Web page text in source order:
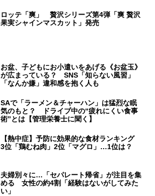
ロッテ「爽」 贅沢シリーズ第4弾「爽 贅沢
果実シャインマスカット」発売
お盆、子どもにお小遣いをあげる《お盆玉》
が広まっている？ SNS「知らない風習」
「なんか嫌」違和感を抱く人も
SAで「ラーメン＆チャーハン」は猛烈な眠
気のもと？ ドライブ中の“疲れにくい食事
術”とは【管理栄養士に聞く】
【熱中症】予防に効果的な食材ランキング
3位「鶏むね肉」2位「マグロ」…1位は？
夫婦別々に…「セパレート帰省」が注目を集
める 女性の約4割「経験はないがしてみた
い」